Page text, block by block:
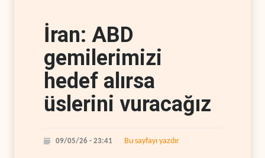
İran: ABD
gemilerimizi
hedef alırsa
üslerini vuracağız
09/05/26 - 23:41 Bu sayfayı yazdır